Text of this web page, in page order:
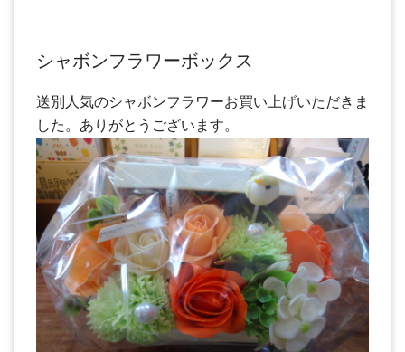
シャボンフラワーボックス
送別人気のシャボンフラワーお買い上げいただきま
した。ありがとうございます。